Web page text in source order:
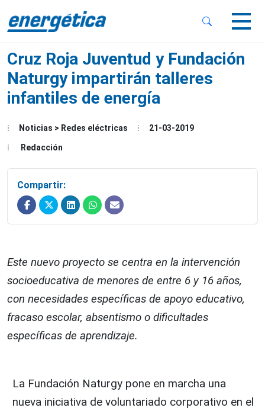
Menu
Cruz Roja Juventud y Fundación
Naturgy impartirán talleres
infantiles de energía
Noticias > Redes eléctricas 21-03-2019
Redacción
Compartir:
Este nuevo proyecto se centra en la intervención
socioeducativa de menores de entre 6 y 16 años,
con necesidades específicas de apoyo educativo,
fracaso escolar, absentismo o dificultades
específicas de aprendizaje.
La Fundación Naturgy pone en marcha una
nueva iniciativa de voluntariado corporativo en el